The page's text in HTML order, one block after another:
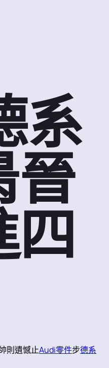
系
晉
四
則遺憾止Audi零件步德系